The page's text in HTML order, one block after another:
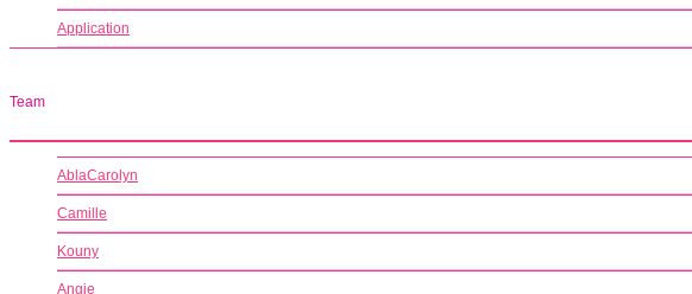
Application
Team
AblaCarolyn
Camille
Kouny
Angie